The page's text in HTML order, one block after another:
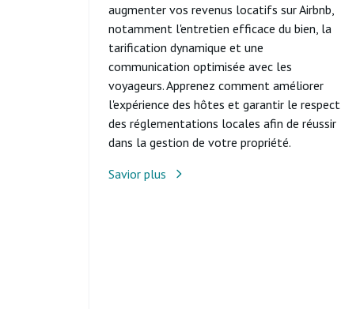
augmenter vos revenus locatifs sur Airbnb,
notamment l'entretien efficace du bien, la
tarification dynamique et une
communication optimisée avec les
voyageurs. Apprenez comment améliorer
l'expérience des hôtes et garantir le respect
des réglementations locales afin de réussir
dans la gestion de votre propriété.
Savior plus